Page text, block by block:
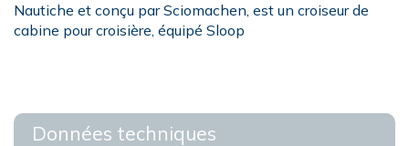
Nautiche et conçu par Sciomachen, est un croiseur de
cabine pour croisière, équipé Sloop
Données techniques